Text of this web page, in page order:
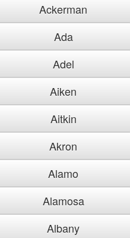
Ackerman
Ada
Adel
Aiken
Aitkin
Akron
Alamo
Alamosa
Albany